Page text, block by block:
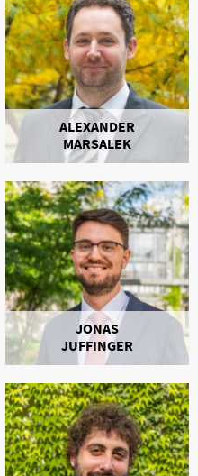
ALEXANDER
MARSALEK
JONAS
JUFFINGER